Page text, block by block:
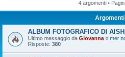
4 argomenti •
Argomenti
ALBUM FOTOGRAFICO DI
Ultimo messaggio da Giovanna « mer
Risposte: 380